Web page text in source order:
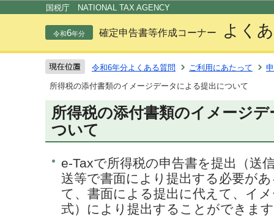
国税庁 NATIONAL TAX AGENCY
令和6年分 確定申告書等作成コーナー よく
令和6年分よくある質問 ご利用にあたって
所得税の添付書類のイメージデータによる提出について
所得税の添付書類のイメージ
ついて
e-Taxで所得税の申告書を提出（送
送等で書面により提出する必要が
て、書面による提出に代えて、イ
式）により提出することができま